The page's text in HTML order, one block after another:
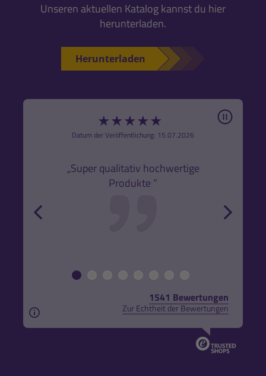
Unseren aktuellen Katalog kannst du hier
herunterladen.
Herunterladen
★★★★★
Datum der Veröffentlichung: 15.07.2026
„Super qualitativ hochwertige
Produkte ”
Pause
1541 Bewertungen
Zur Echtheit der Bewertungen
Aus rechtlichen Gründen weisen wir darauf hin,